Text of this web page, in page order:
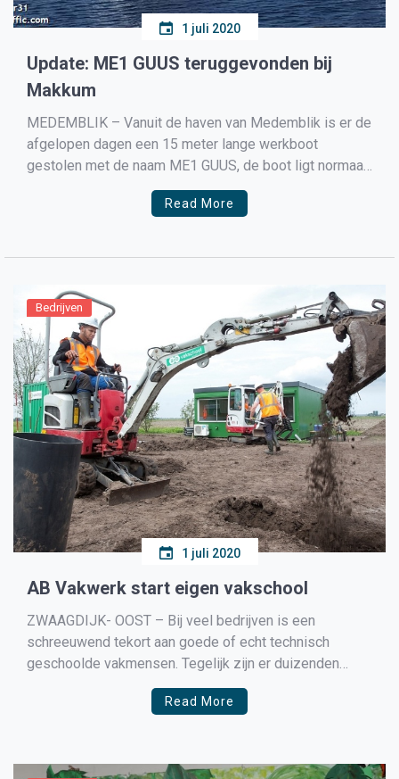
1 juli 2020
Update: ME1 GUUS teruggevonden bij
Makkum
MEDEMBLIK – Vanuit de haven van Medemblik is er de
afgelopen dagen een 15 meter lange werkboot
gestolen met de naam ME1 GUUS, de boot ligt normaal
afgemeerd aan de kant van kasteel Radboud bij de
havenmond. Wanneer de boot precies is gestolen is
Read More
Bedrijven
1 juli 2020
AB Vakwerk start eigen vakschool
ZWAAGDIJK- OOST – Bij veel bedrijven is een
schreeuwend tekort aan goede of echt technisch
geschoolde vakmensen. Tegelijk zijn er duizenden
mensen die graag met hun handen willen werken, maar
dat niet doen. Bijvoorbeeld omdat ze een verkeerde
Read More